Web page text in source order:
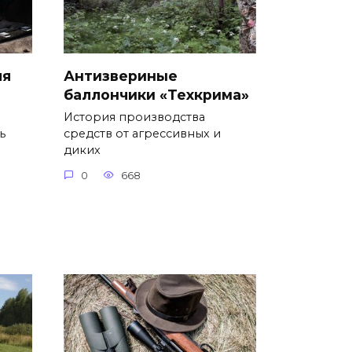
Антизвериные
баллончики «Техкрима»
История производства
средств от агрессивных и
диких
0 668